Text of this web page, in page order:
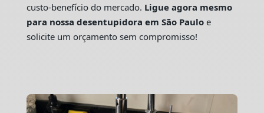
custo-benefício do mercado. Ligue agora mesmo
para nossa desentupidora em São Pauloe
solicite um orçamento sem compromisso!